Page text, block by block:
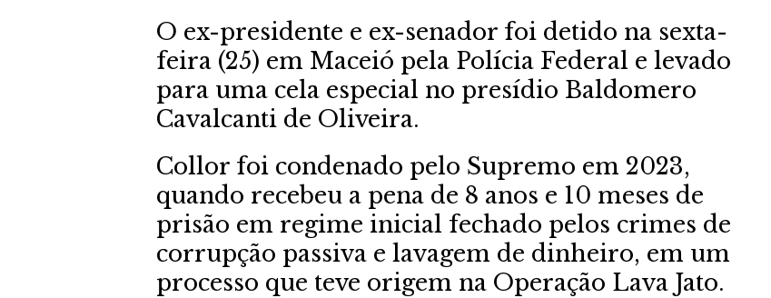
O ex-presidente e ex-senador foi detido na sexta-
feira (25) em Maceió pela Polícia Federal e levado
para uma cela especial no presídio Baldomero
Cavalcanti de Oliveira.
Collor foi condenado pelo Supremo em 2023,
quando recebeu a pena de 8 anos e 10 meses de
prisão em regime inicial fechado pelos crimes de
corrupção passiva e lavagem de dinheiro, em um
processo que teve origem na Operação Lava Jato.